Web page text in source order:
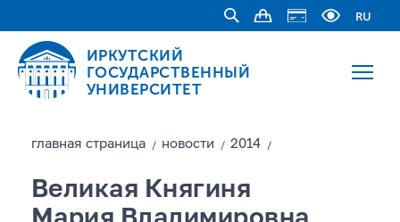
RU
ИРКУТСКИЙ
ГОСУДАРСТВЕННЫЙ
УНИВЕРСИТЕТ
главная страницa / новости / 2014 /
Великая Княгиня